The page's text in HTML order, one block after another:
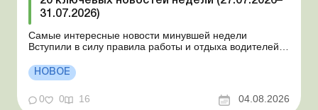
31.07.2026)
Самые интересные новости минувшей недели
Вступили в силу правила работы и отдыха водителей
положении Для сельхозпредприятий и ФЛП введены
новые разовые статистические формы Со 2 августа
изменяется порядок зачисления отдельных периодов
работы в стр...
НОВОЕ
0 0 16 04.08.2026